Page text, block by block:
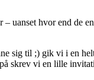
uanset hvor end de
sig til ;) gik vi i en
skrev vi en lille